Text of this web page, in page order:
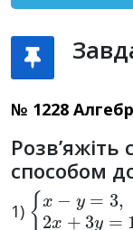
№ 1228
Розв’яжіть
способом
1) {x− y= 3 ,2x+